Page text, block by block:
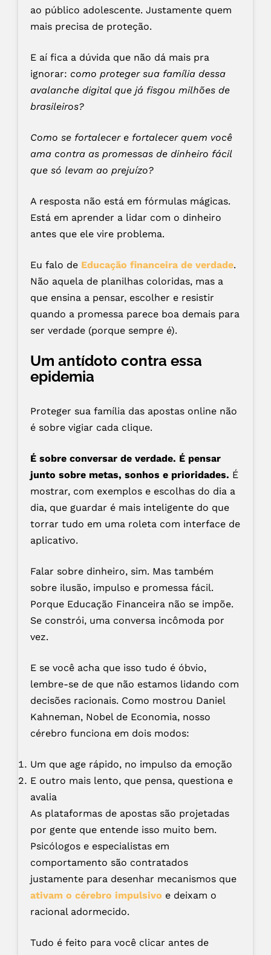
ao público adolescente. Justamente quem
mais precisa de proteção.
E aí fica a dúvida que não dá mais pra
ignorar: como proteger sua família dessa
avalanche digital que já fisgou milhões de
brasileiros?
Como se fortalecer e fortalecer quem você
ama contra as promessas de dinheiro fácil
que só levam ao prejuízo?
A resposta não está em fórmulas mágicas.
Está em aprender a lidar com o dinheiro
antes que ele vire problema.
Eu falo de Educação financeira de verdade.
Não aquela de planilhas coloridas, mas a
que ensina a pensar, escolher e resistir
quando a promessa parece boa demais para
ser verdade (porque sempre é).
Um antídoto contra essa
epidemia
Proteger sua família das apostas online não
é sobre vigiar cada clique.
É sobre conversar de verdade. É pensar
junto sobre metas, sonhos e prioridades. É
mostrar, com exemplos e escolhas do dia a
dia, que guardar é mais inteligente do que
torrar tudo em uma roleta com interface de
aplicativo.
Falar sobre dinheiro, sim. Mas também
sobre ilusão, impulso e promessa fácil.
Porque Educação Financeira não se impõe.
Se constrói, uma conversa incômoda por
vez.
E se você acha que isso tudo é óbvio,
lembre-se de que não estamos lidando com
decisões racionais. Como mostrou Daniel
Kahneman, Nobel de Economia, nosso
cérebro funciona em dois modos:
Um que age rápido, no impulso da emoção
E outro mais lento, que pensa, questiona e
avalia
As plataformas de apostas são projetadas
por gente que entende isso muito bem.
Psicólogos e especialistas em
comportamento são contratados
justamente para desenhar mecanismos que
ativam o cérebro impulsivo e deixam o
racional adormecido.
Tudo é feito para você clicar antes de